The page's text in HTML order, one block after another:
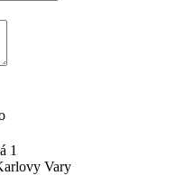
1
Vary